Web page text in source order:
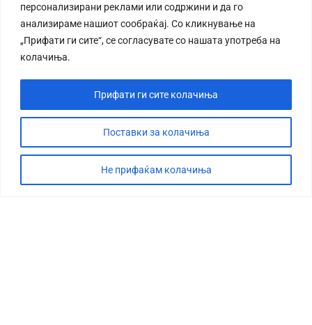
персонализирани реклами или содржини и да го
анализираме нашиот сообраќај. Со кликнување на
„Прифати ги сите“, се согласувате со нашата употреба на
колачиња.
Поставки за колачиња
Не прифаќам колачиња
Прифати ги сите колачиња
СТОРИЈА
ДЕБАТА